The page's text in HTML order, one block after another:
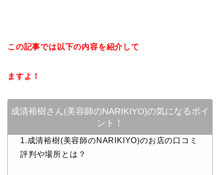
この記事では以下の内容を紹介して
ますよ！
成清裕樹さん(美容師のNARIKIYO)の気になるポイ
ント！
1.成清裕樹(美容師のNARIKIYO)のお店の口コミ
評判や場所とは？